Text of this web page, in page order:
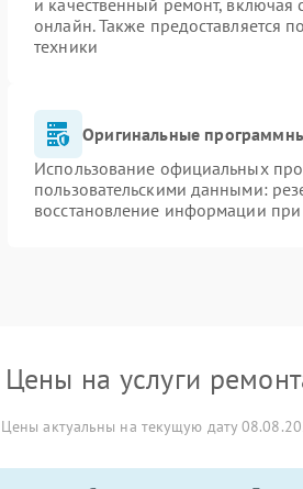
и качественный ремонт, включая
онлайн. Также предоставляется
техники
Оригинальные
Использование официальных
пользовательскими данными:
восстановление информации
Цены на услуги
Цены актуальны на текущую дату